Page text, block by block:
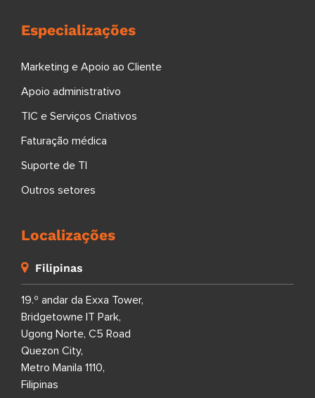
Especializações
Marketing e Apoio ao Cliente
Apoio administrativo
TIC e Serviços Criativos
Faturação médica
Suporte de TI
Outros setores
Localizações
Filipinas
19.º andar da Exxa Tower,
Bridgetowne IT Park,
Ugong Norte, C5 Road
Quezon City,
Metro Manila 1110,
Filipinas